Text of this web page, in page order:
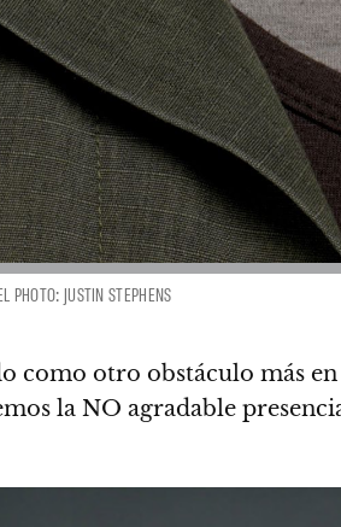
PHOTO: JUSTIN STEPHENS
como otro obstáculo más
la NO agradable